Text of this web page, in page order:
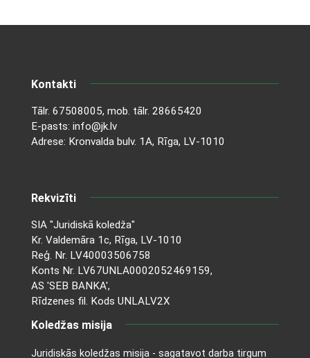
Kontakti
Tālr. 67508005, mob. tālr. 28665420
E-pasts: info@jk.lv
Adrese: Kronvalda bulv. 1A, Rīga, LV-1010
Rekvizīti
SIA "Juridiskā koledža"
Kr. Valdemāra 1c, Rīga, LV-1010
Reģ. Nr. LV40003506758
Konts Nr. LV67UNLA0002052469159,
AS 'SEB BANKA',
Rīdzenes fil. Kods UNLALV2X
Koledžas misija
Juridiskās koledžas misija - sagatavot darba tirgum